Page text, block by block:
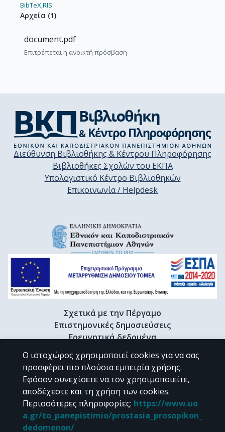
BibTeX,RIS
Αρχεία (1)
document.pdf
Επιτρέπεται η ανοικτή πρόσβαση
Διεύθυνση Βιβλιοθήκης & Κέντρου Πληροφόρησης
Βιβλιοθήκες Σχολών του ΕΚΠΑ
Υπολογιστικό Κέντρο Βιβλιοθηκών
Επικοινωνία / Helpdesk
Σχετικά με την Πέργαμο
Επιστημονικές δημοσιεύσεις
Ερευνητικά δεδομένα
Διδακτορικές διατριβές & Γκρίζα βιβλιογραφία
Προφίλ Ερευνητή
CC BY-NC 4.0
Εκτός αν αναφέρεται διαφορετικά, το υλικό της "Περγάμου" διατίθεται
Ο ιστοχώρος χρησιμοποιεί cookies για να σας
προσφέρει πιο πλούσια εμπειρία χρήσης.
Εφόσον συνεχίσετε να τον χρησιμοποιείτε,
αποδέχεστε και τη χρήση των cookies.
Περισσότερες πληροφορίες: https://www.uo
a.gr/to_panepistimio/prostasia_prosopikon_
dedomenon/